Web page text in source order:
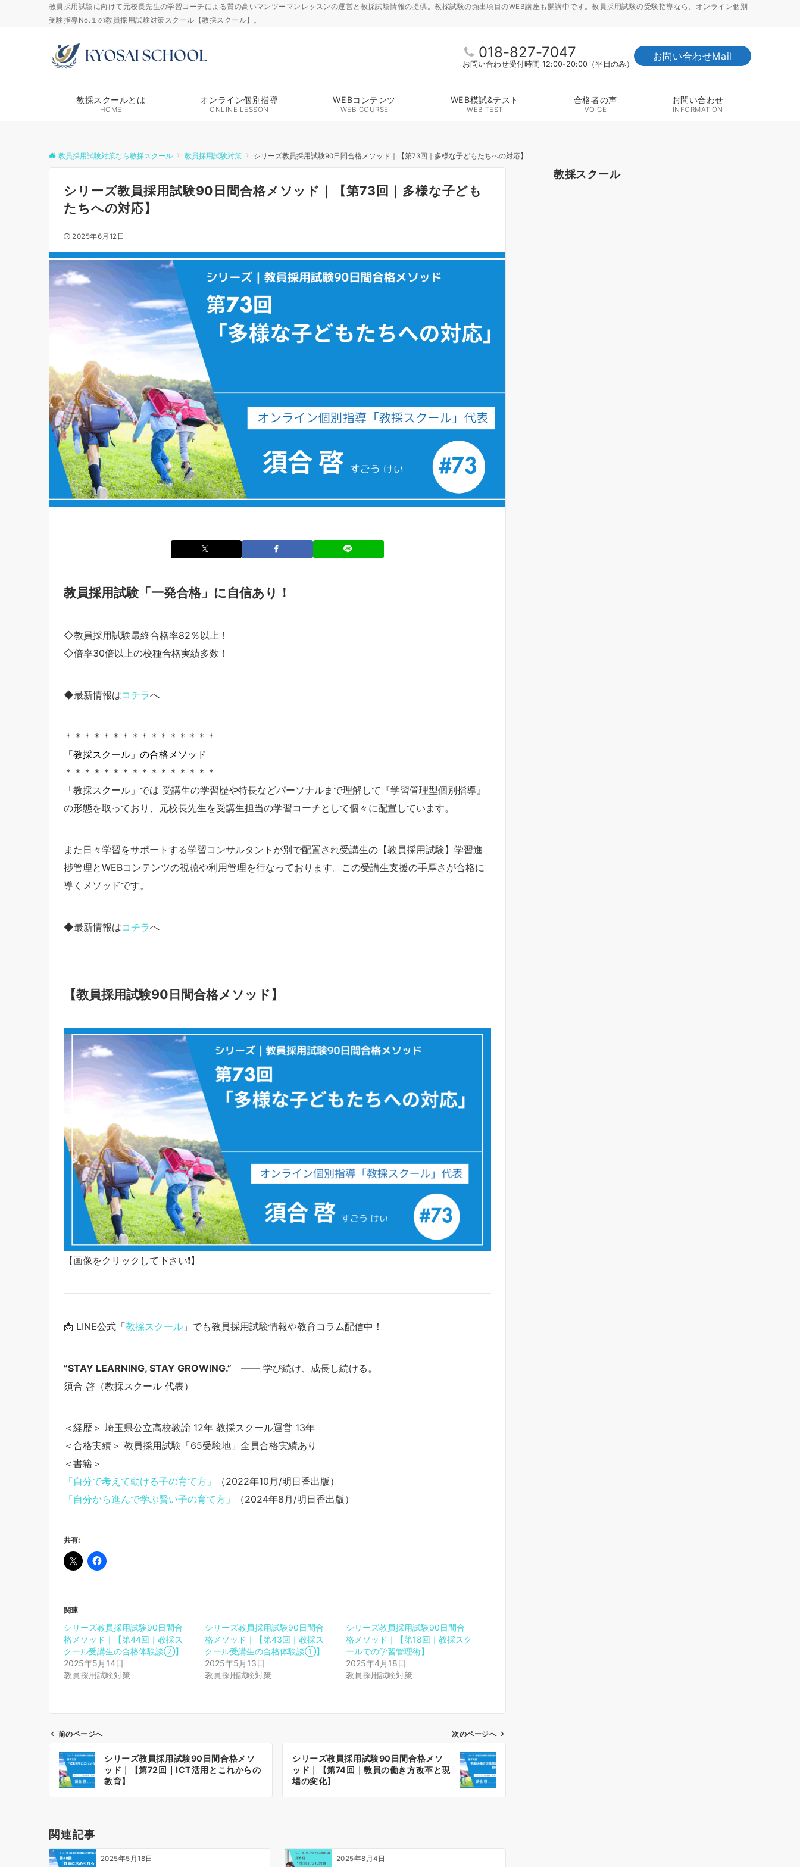
教員採用試験に向けて元校長先生の学習コーチによる質の高いマンツーマンレッスンの運営と教採試験情報の提供。教採試験の頻出項目のWEB講座も開講中です。教員採用試験の受験指導なら、オンライン個別
受験指導No.１の教員採用試験対策スクール【教採スクール】。
018-827-7047
お問い合わせ受付時間 12:00-20:00（平日のみ）
お問い合わせMail
教採スクールとは
HOME
オンライン個別指導
ONLINE LESSON
WEBコンテンツ
WEB COURSE
WEB模試&テスト
WEB TEST
合格者の声
VOICE
お問い合わせ
INFORMATION
教員採用試験対策なら教採スクール 教員採用試験対策 シリーズ教員採用試験90日間合格メソッド｜【第73回｜多様な子どもたちへの対応】
シリーズ教員採用試験90日間合格メソッド｜【第73回｜多様な子ども
たちへの対応】
2025年6月12日
教員採用試験「一発合格」に自信あり！
◇教員採用試験最終合格率82％以上！
◇倍率30倍以上の校種合格実績多数！
◆最新情報はコチラへ
＊＊＊＊＊＊＊＊＊＊＊＊＊＊＊＊
「教採スクール」の合格メソッド
＊＊＊＊＊＊＊＊＊＊＊＊＊＊＊＊
「教採スクール」では 受講生の学習歴や特長などパーソナルまで理解して『学習管理型個別指導』
の形態を取っており、元校長先生を受講生担当の学習コーチとして個々に配置しています。
また日々学習をサポートする学習コンサルタントが別で配置され受講生の【教員採用試験】学習進
捗管理とWEBコンテンツの視聴や利用管理を行なっております。この受講生支援の手厚さが合格に
導くメソッドです。
◆最新情報はコチラへ
【教員採用試験90日間合格メソッド】
【画像をクリックして下さい❗️】
📩 LINE公式「教採スクール 」でも教員採用試験情報や教育コラム配信中！
”STAY LEARNING, STAY GROWING.” —— 学び続け、成長し続ける。
須合 啓（教採スクール 代表）
＜経歴＞ 埼玉県公立高校教諭 12年 教採スクール運営 13年
＜合格実績＞ 教員採用試験「65受験地」全員合格実績あり
＜書籍＞
「自分で考えて動ける子の育て方」
（2022年10月/明日香出版）
「自分から進んで学ぶ賢い子の育て方」
（2024年8月/明日香出版）
共有:
関連
シリーズ教員採用試験90日間合
格メソッド｜【第44回｜教採ス
クール受講生の合格体験談②】
2025年5月14日
教員採用試験対策
シリーズ教員採用試験90日間合
格メソッド｜【第43回｜教採ス
クール受講生の合格体験談①】
2025年5月13日
教員採用試験対策
シリーズ教員採用試験90日間合
格メソッド｜【第18回｜教採スク
ールでの学習管理術】
2025年4月18日
教員採用試験対策
ビ
シ
ョ
前のページへ
シリーズ教員採用試験90日間合格メソ
ッド｜【第72回｜ICT活用とこれからの
教育】
次のページへ
シリーズ教員採用試験90日間合格メソ
ッド｜【第74回｜教員の働き方改革と現
場の変化】
関連記事
2025年5月18日 2025年8月4日
教採スクール